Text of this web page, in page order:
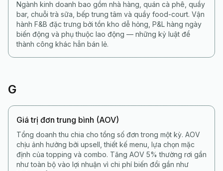
Ngành kinh doanh bao gồm nhà hàng, quán cà phê, quầy
bar, chuỗi trà sữa, bếp trung tâm và quầy food-court. Vận
hành F&B đặc trưng bởi tồn kho dễ hỏng, P&L hàng ngày
biến động và phụ thuộc lao động — những kỷ luật để
thành công khác hẳn bán lẻ.
G
Giá trị đơn trung bình (AOV)
Tổng doanh thu chia cho tổng số đơn trong một kỳ. AOV
chịu ảnh hưởng bởi upsell, thiết kế menu, lựa chọn mặc
định của topping và combo. Tăng AOV 5% thường rơi gần
như toàn bộ vào lợi nhuận vì chi phí biến đổi gần như